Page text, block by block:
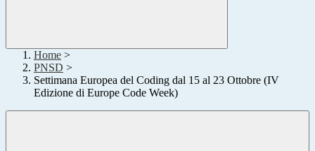
Home >
PNSD >
Settimana Europea del Coding dal 15 al 23 Ottobre (IV
Edizione di Europe Code Week)